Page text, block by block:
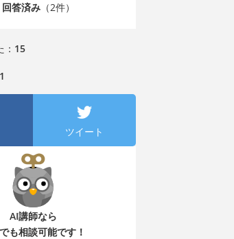
回答済み（2件）
15
ツイート
AI講師なら
も相談可能です！